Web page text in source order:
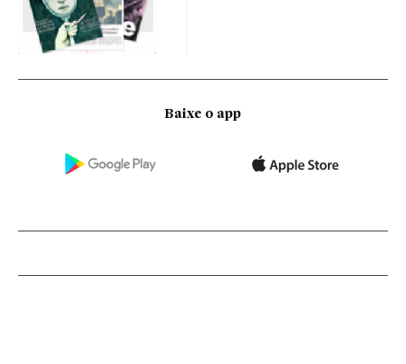
Baixe o app